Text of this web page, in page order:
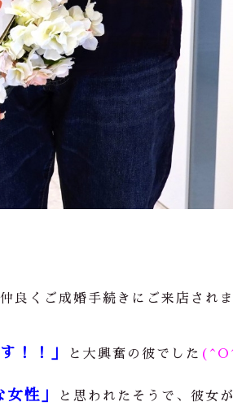
良くご成婚手続きにご来店され
！！」 と大興奮の彼でした
性」 と思われたそうで、彼女が